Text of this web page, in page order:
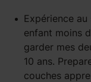
Expérience au
enfant moins
garder mes
10 ans.
couches